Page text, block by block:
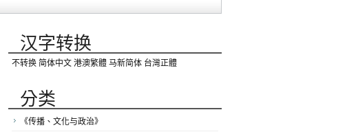
汉字转换
不转换 简体中文 港澳繁體 马新简体 台灣正體
分类
《传播、文化与政治》